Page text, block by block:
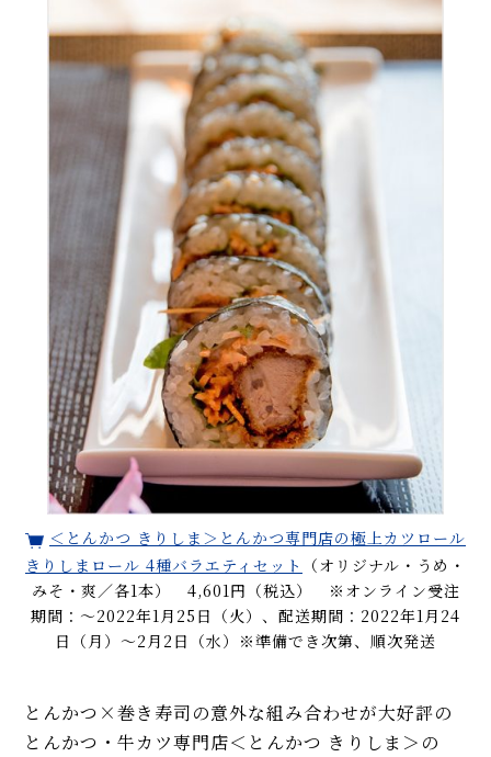
＜とんかつ きりしま＞とんかつ専門店の極上カツロール
きりしまロール 4種バラエティセット
（オリジナル・うめ・
みそ・爽／各1本） 4,601円（税込） ※オンライン受注
期間：～2022年1月25日（火）、配送期間：2022年1月24
日（月）～2月2日（水）※準備でき次第、順次発送
とんかつ×巻き寿司の意外な組み合わせが大好評の
とんかつ・牛カツ専門店＜とんかつ きりしま＞の